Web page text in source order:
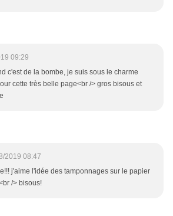
09:29
c'est de la bombe, je suis sous le charme
cette très belle page<br /> gros bisous et
2019 08:47
j'aime l'idée des tamponnages sur le papier
/> bisous!